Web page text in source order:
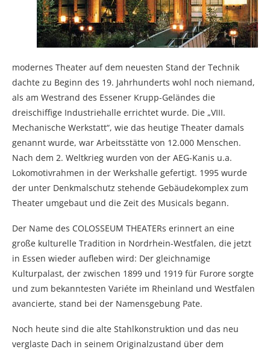
modernes Theater auf dem neuesten Stand der Technik
dachte zu Beginn des 19. Jahrhunderts wohl noch niemand,
als am Westrand des Essener Krupp-Geländes die
dreischiffige Industriehalle errichtet wurde. Die „VIII.
Mechanische Werkstatt“, wie das heutige Theater damals
genannt wurde, war Arbeitsstätte von 12.000 Menschen.
Nach dem 2. Weltkrieg wurden von der AEG-Kanis u.a.
Lokomotivrahmen in der Werkshalle gefertigt. 1995 wurde
der unter Denkmalschutz stehende Gebäudekomplex zum
Theater umgebaut und die Zeit des Musicals begann.
Der Name des COLOSSEUM THEATERs erinnert an eine
große kulturelle Tradition in Nordrhein-Westfalen, die jetzt
in Essen wieder aufleben wird: Der gleichnamige
Kulturpalast, der zwischen 1899 und 1919 für Furore sorgte
und zum bekanntesten Variéte im Rheinland und Westfalen
avancierte, stand bei der Namensgebung Pate.
Noch heute sind die alte Stahlkonstruktion und das neu
verglaste Dach in seinem Originalzustand über dem